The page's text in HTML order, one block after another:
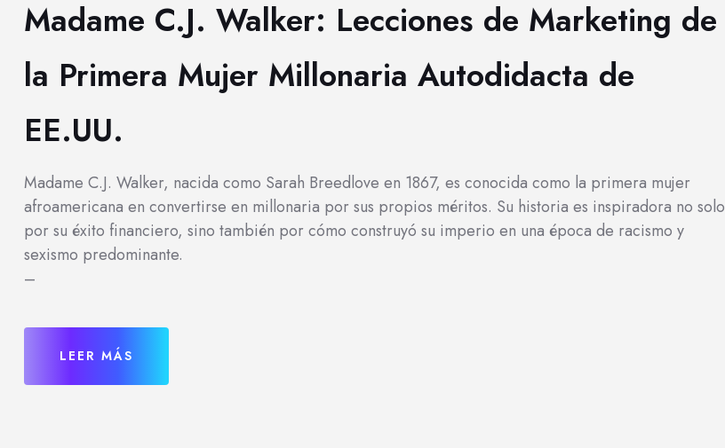
Madame C.J. Walker: Lecciones de Marketing de
la Primera Mujer Millonaria Autodidacta de
EE.UU.
Madame C.J. Walker, nacida como Sarah Breedlove en 1867, es conocida como la primera mujer
afroamericana en convertirse en millonaria por sus propios méritos. Su historia es inspiradora no solo
por su éxito financiero, sino también por cómo construyó su imperio en una época de racismo y
sexismo predominante.
–
LEER MÁS